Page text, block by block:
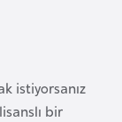
istiyorsanız
bir